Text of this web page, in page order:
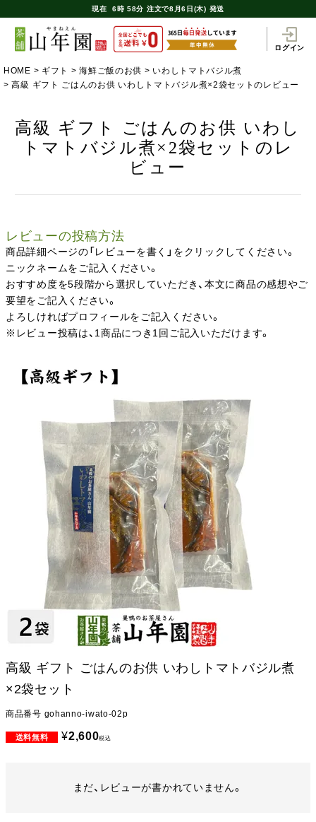
現在 6時 58分 注文で8月6日(木) 発送
ログイン
HOME ギフト 海鮮ご飯のお供
いわしトマトバジル煮
高級 ギフト ごはんのお供 いわしトマトバジル煮×2袋セットのレビュー
高級 ギフト ごはんのお供 いわし
トマトバジル煮×2袋セットのレ
ビュー
レビューの投稿方法
商品詳細ページの「レビューを書く」をクリックしてください。
ニックネームをご記入ください。
おすすめ度を5段階から選択していただき、本文に商品の感想やご
要望をご記入ください。
よろしければプロフィールをご記入ください。
※レビュー投稿は、1商品につき1回ご記入いただけます。
高級 ギフト ごはんのお供 いわしトマトバジル煮
×2袋セット
商品番号 gohanno-iwato-02p
¥2,600税込
まだ、レビューが書かれていません。